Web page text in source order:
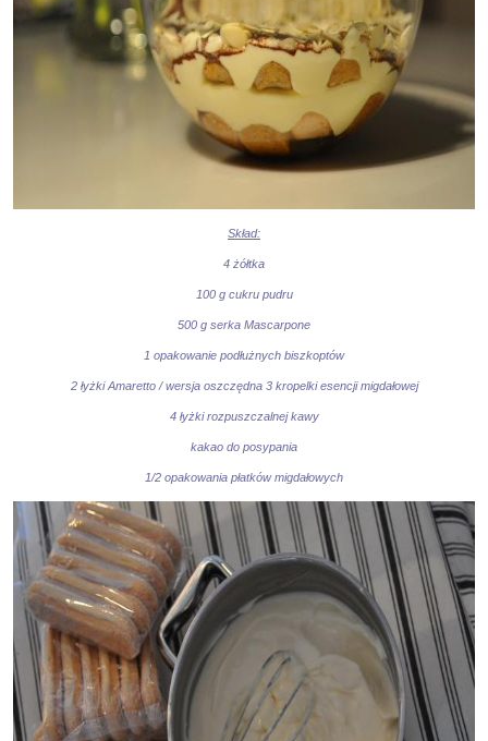
Skład:
4 żółtka
100 g cukru pudru
500 g serka Mascarpone
1 opakowanie podłużnych biszkoptów
2 łyżki Amaretto / wersja oszczędna 3 kropelki esencji migdałowej
4 łyżki rozpuszczalnej kawy
kakao do posypania
1/2 opakowania płatków migdałowych